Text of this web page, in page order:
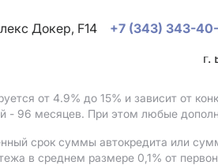
Докер, F14
+7 (343) 343-
г.
от 4.9% до 15% и зависит от
- 96 месяцев. При этом любые
срок суммы автокредита или
в среднем размере 0,1% от